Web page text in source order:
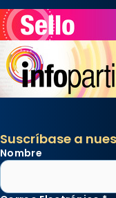
Suscríbase a
Nombre